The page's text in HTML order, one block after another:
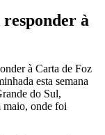
à
à Carta de Foz
esta semana
do Sul,
maio, onde foi